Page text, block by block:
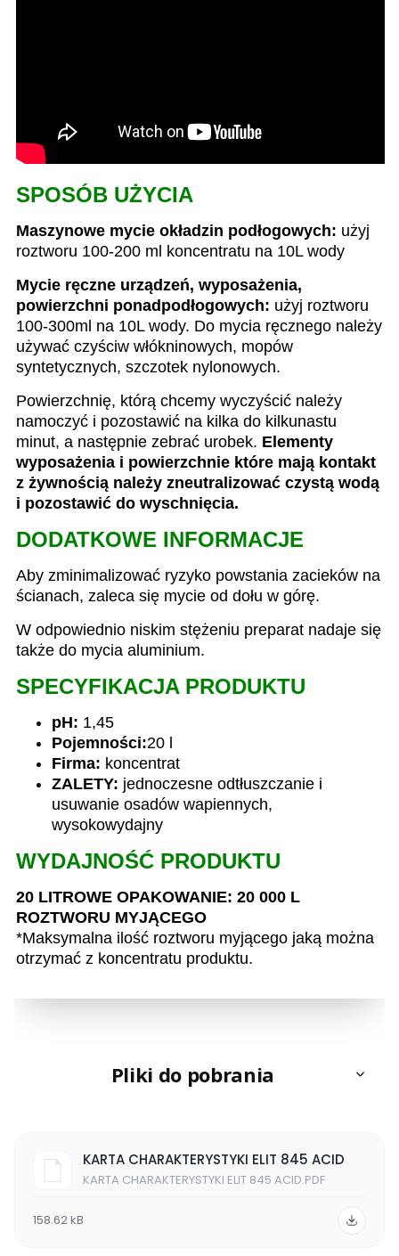
SPOSÓB UŻYCIA
Maszynowe mycie okładzin podłogowych: użyj
roztworu 100-200 ml koncentratu na 10L wody
Mycie ręczne urządzeń, wyposażenia,
powierzchni ponadpodłogowych: użyj roztworu
100-300ml na 10L wody. Do mycia ręcznego należy
używać czyściw włókninowych, mopów
syntetycznych, szczotek nylonowych.
Powierzchnię, którą chcemy wyczyścić należy
namoczyć i pozostawić na kilka do kilkunastu
minut, a następnie zebrać urobek. Elementy
wyposażenia i powierzchnie które mają kontakt
z żywnością należy zneutralizować czystą wodą
i pozostawić do wyschnięcia.
DODATKOWE INFORMACJE
Aby zminimalizować ryzyko powstania zacieków na
ścianach, zaleca się mycie od dołu w górę.
W odpowiednio niskim stężeniu preparat nadaje się
także do mycia aluminium.
SPECYFIKACJA PRODUKTU
pH: 1,45
Pojemności:20 l
Firma: koncentrat
ZALETY: jednoczesne odtłuszczanie i
usuwanie osadów wapiennych,
wysokowydajny
WYDAJNOŚĆ PRODUKTU
20 LITROWE OPAKOWANIE: 20 000 L
ROZTWORU MYJĄCEGO
*Maksymalna ilość roztworu myjącego jaką można
otrzymać z koncentratu produktu.
Pliki do pobrania
KARTA CHARAKTERYSTYKI ELIT 845 ACID.PDF
158.62 kB
KARTA CHARAKTERYSTYKI ELIT 845 ACID